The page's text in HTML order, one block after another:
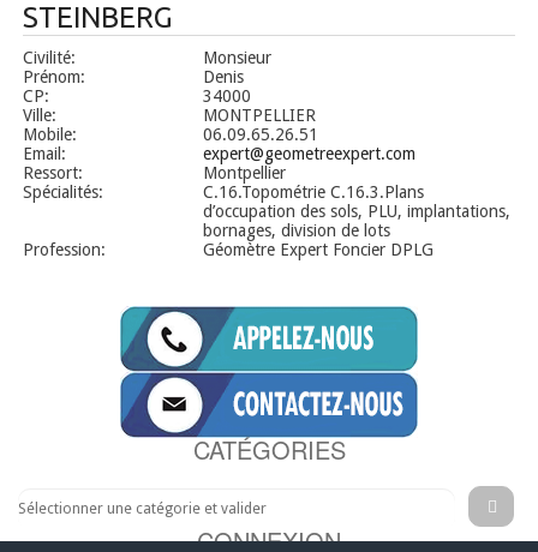
STEINBERG
Civilité:
Monsieur
Prénom:
Denis
CP:
34000
Ville:
MONTPELLIER
Mobile:
06.09.65.26.51
Email:
expert@geometreexpert.com
Ressort:
Montpellier
Spécialités:
C.16.Topométrie C.16.3.Plans
d’occupation des sols, PLU, implantations,
bornages, division de lots
Profession:
Géomètre Expert Foncier DPLG
CATÉGORIES
CONNEXION